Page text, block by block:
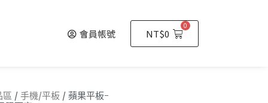
會員帳號 NT$0
0
區 / 手機/平板 / 蘋果平板-